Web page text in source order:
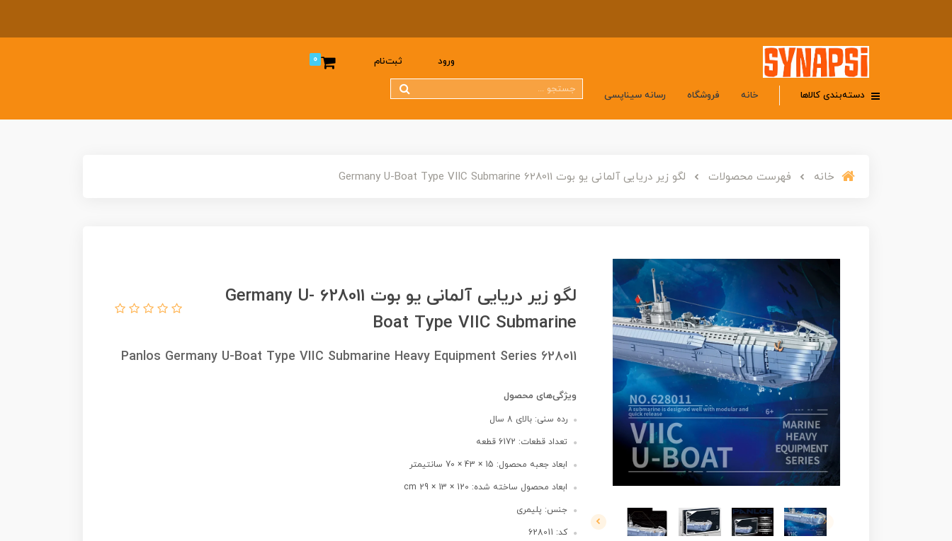
ورود ثبت‌نام 0
دسته‌بندی کالاها خانه فروشگاه رسانه سیناپسی
خانه فهرست محصولات لگو زیر دریایی آلمانی یو بوت 628011 Germany U-Boat Type VIIC Submarine
لگو زیر دریایی آلمانی یو بوت 628011 Germany U-
Boat Type VIIC Submarine
Panlos Germany U-Boat Type VIIC Submarine Heavy Equipment Series 628011
ویژگی‌های محصول
رده سنی: بالای 8 سال
تعداد قطعات: 6172 قطعه
ابعاد جعبه محصول: 15 × 43 × 70 سانتیمتر
ابعاد محصول ساخته شده: 120 × 13 × 29 cm
جنس: پلیمری
کد: 628011